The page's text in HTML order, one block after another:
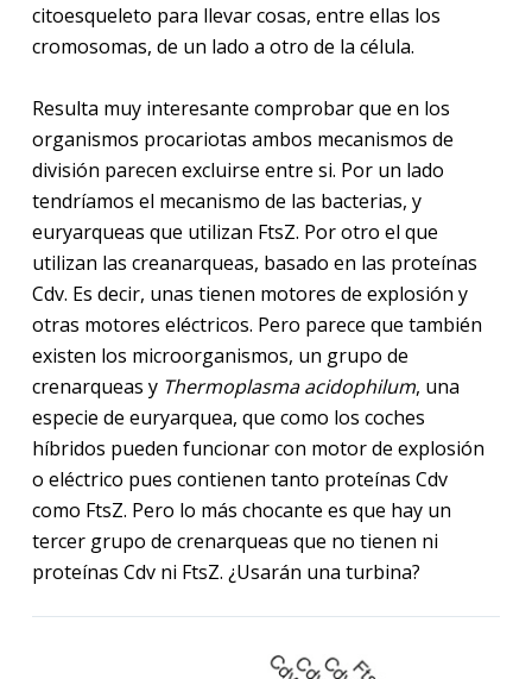
citoesqueleto para llevar cosas, entre ellas los
cromosomas, de un lado a otro de la célula.
Resulta muy interesante comprobar que en los
organismos procariotas ambos mecanismos de
división parecen excluirse entre si. Por un lado
tendríamos el mecanismo de las bacterias, y
euryarqueas que utilizan FtsZ. Por otro el que
utilizan las creanarqueas, basado en las proteínas
Cdv. Es decir, unas tienen motores de explosión y
otras motores eléctricos. Pero parece que también
existen los microorganismos, un grupo de
crenarqueas y Thermoplasma acidophilum, una
especie de euryarquea, que como los coches
híbridos pueden funcionar con motor de explosión
o eléctrico pues contienen tanto proteínas Cdv
como FtsZ. Pero lo más chocante es que hay un
tercer grupo de crenarqueas que no tienen ni
proteínas Cdv ni FtsZ. ¿Usarán una turbina?